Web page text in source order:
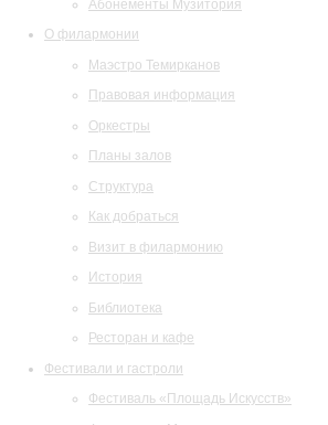
Абонементы Музитория
О филармонии
Маэстро Темирканов
Правовая информация
Оркестры
Планы залов
Структура
Как добраться
Визит в филармонию
История
Библиотека
Ресторан и кафе
Фестивали и гастроли
Фестиваль «Площадь Искусств»